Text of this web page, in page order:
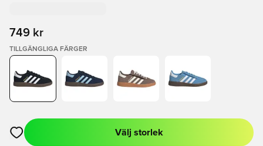
749 kr
TILLGÄNGLIGA FÄRGER
Öppnar en Modal för att logga in eller registrera dig som
Välj storlek